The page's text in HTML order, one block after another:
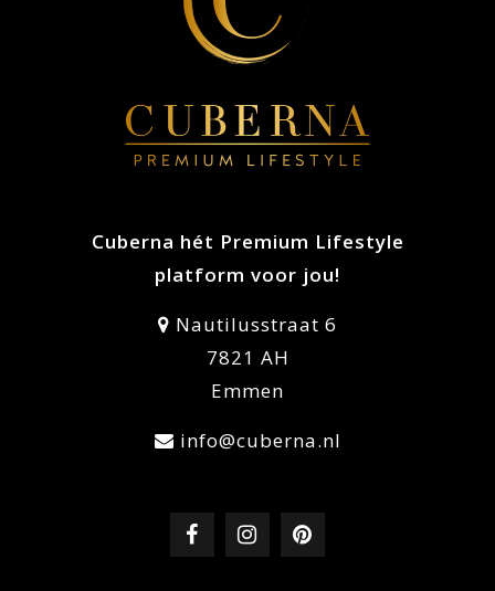
Cuberna hét Premium Lifestyle
platform voor jou!
Nautilusstraat 6
7821 AH
Emmen
info@cuberna.nl